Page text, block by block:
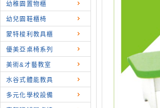
幼稚園置物櫃
幼兒園鞋櫃椅
蒙特梭利教具櫃
優美亞桌椅系列
美術&才藝教室
水谷式體能教具
多元化學校設備